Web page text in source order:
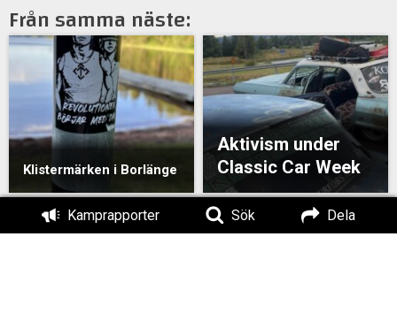
Kamprapporter Sök Dela
Från samma näste:
Klistermärken i Borlänge
Aktivism under
Classic Car Week